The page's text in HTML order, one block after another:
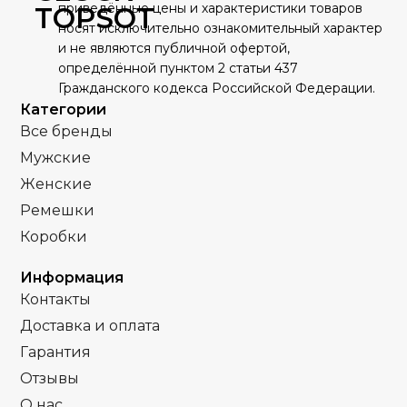
ЦВЕТ КОРПУСА Серебро
Черный
Золото
ЦИФЕРБЛАТ
КОРПУС
Качественная
часовая сталь
МЕХАНИЗМ Механика
Часы мужские
РЕМЕНЬ
СТЕКЛО Минеральное
ЦВЕТ КОРПУСА
КОРПУС
Качественная
МЕХАНИЗМ Кварц
TOPSOT
приведённые цены и характеристики товаров
носят исключительно ознакомительный характер
и не являются публичной офертой,
определённой пунктом 2 статьи 437
Гражданского кодекса Российской Федерации.
Категории
Все бренды
Мужские
Женские
Ремешки
Коробки
Информация
Контакты
Доставка и оплата
Гарантия
Отзывы